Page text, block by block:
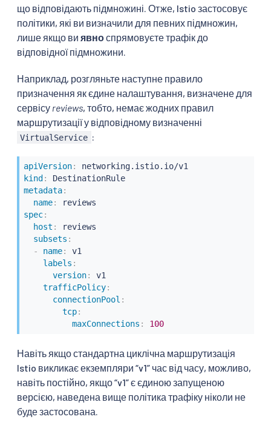
що відповідають підмножині. Отже, Istio застосовує
політики, які ви визначили для певних підмножин,
лише якщо ви явноспрямовуєте трафік до
відповідної підмножини.
Наприклад, розгляньте наступне правило
призначення як єдине налаштування, визначене для
сервісу reviews, тобто, немає жодних правил
маршрутизації у відповідному визначенні
VirtualService :
apiVersion:
networking.istio.io/v1
kind :
DestinationRule
metadata:
name:
spec:
host :
reviews
subsets :
-
name:
v1
labels :
version:
v1
trafficPolicy:
connectionPool :
tcp:
maxConnections : 100
Навіть якщо стандартна циклічна маршрутизація
Istio викликає екземпляри “v1” час від часу, можливо,
навіть постійно, якщо “v1” є єдиною запущеною
версією, наведена вище політика трафіку ніколи не
буде застосована.